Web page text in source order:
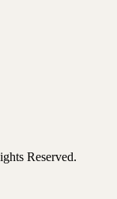
Reserved.